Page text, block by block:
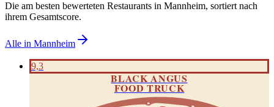
Die am besten bewerteten Restaurants in Mannheim, sortiert nach
ihrem Gesamtscore.
Alle in Mannheim
9,3
BLACK ANGUS
FOOD TRUCK